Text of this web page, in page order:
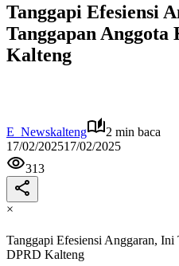
Tanggapi Efesiensi
Tanggapan
Kalteng
E_Newskalteng
2 min baca
17/02/202517/02/2025
313
×
Tanggapi Efesiensi Anggaran,
DPRD Kalteng